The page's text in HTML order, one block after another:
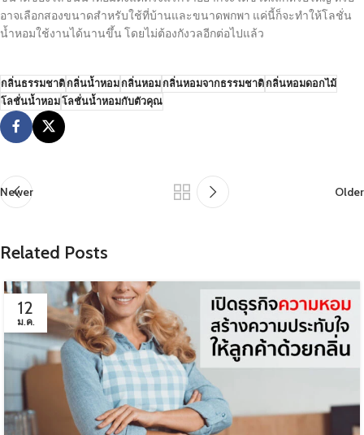
อาจเลือกสองขนาดสำหรับใช้ที่บ้านและขนาดพกพา แค่นี้ก็จะทำให้โลชั่น
น้ำหอมใช้งานได้นานขึ้น โดยไม่ต้องกังวลอีกต่อไปแล้ว
กลิ่นธรรมชาติกลิ่นน้ำหอมกลิ่นหอมกลิ่นหอมจากธรรมชาติกลิ่นหอมดอกไม้
โลชั่นน้ำหอมโลชั่นน้ำหอมกับตัวคุณ
Newer Older
Related Posts
12
ม.ค.